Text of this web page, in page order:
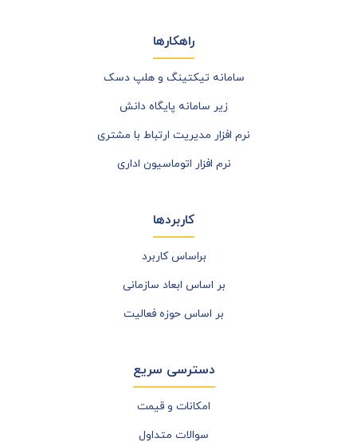
راهکارها
سامانه تیکتینگ و هلپ دسک
زیر سامانه پایگاه دانش
نرم افزار مدیریت ارتباط با مشتری
نرم افزار اتوماسیون اداری
کاربردها
براساس کاربرد
بر اساس ابعاد سازمانی
بر اساس حوزه فعالیت
دسترسی سریع
امکانات و قیمت
سوالات متداول